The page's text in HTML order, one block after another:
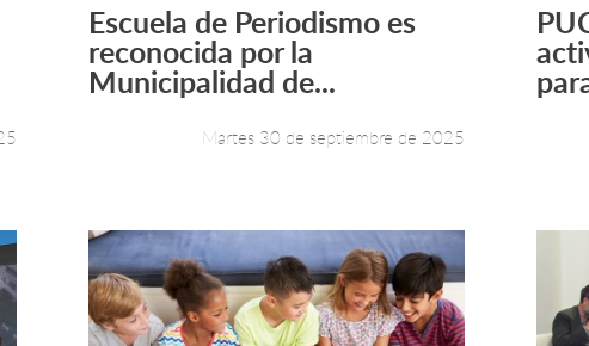
Leer más +
Escuela de Periodismo es
reconocida por la
Municipalidad de...
Martes 30 de septiembre de 2025